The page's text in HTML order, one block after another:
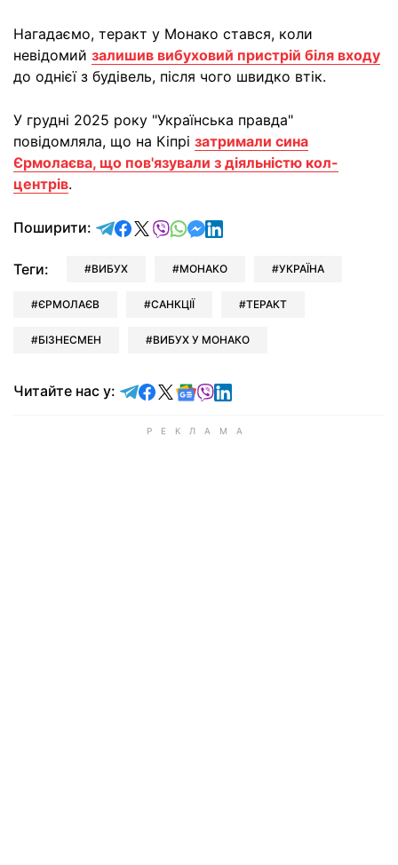
Нагадаємо, теракт у Монако стався, коли
невідомий залишив вибуховий пристрій біля входу
до однієї з будівель, після чого швидко втік.
У грудні 2025 року "Українська правда"
повідомляла, що на Кіпрі затримали сина
Єрмолаєва, що пов'язували з діяльністю кол-
центрів.
Поширити: відправити у Telegram
поділитись у Facebook
поділитись у X
відправити у Viber
відправити у Whatsapp
відправити у Messenger
відправити у LinkedIn
Теги: ВИБУХ МОНАКО УКРАЇНА
ЄРМОЛАЄВ САНКЦІЇ ТЕРАКТ
БІЗНЕСМЕН ВИБУХ У МОНАКО
Читайте нас у: Читайте у Telegram
Читайте у Facebook
Читайте у X
Читайте у Google news
Читайте у Viber
Читайте у LinkedIn